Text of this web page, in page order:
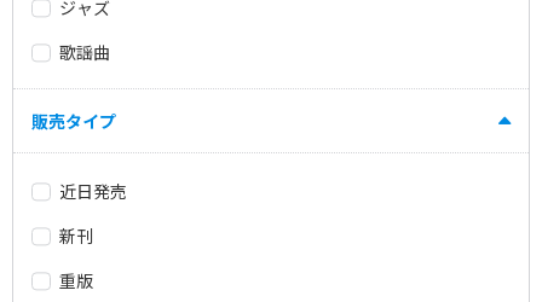
ジャズ
歌謡曲
販売タイプ
近日発売
新刊
重版